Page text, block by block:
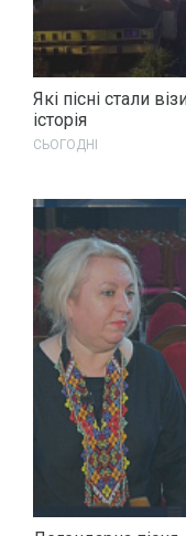
Які пісні стали
історія
СЬОГОДНІ